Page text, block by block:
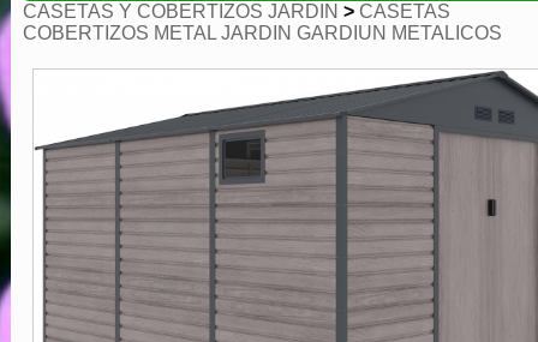
CASETAS Y COBERTIZOS JARDIN > CASETAS
COBERTIZOS METAL JARDIN GARDIUN METALICOS